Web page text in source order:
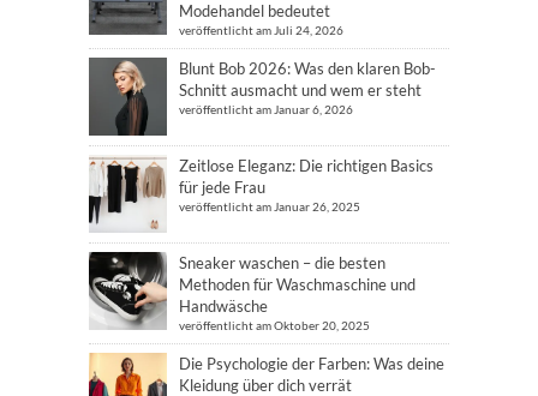
Modehandel bedeutet
veröffentlicht am Juli 24, 2026
Blunt Bob 2026: Was den klaren Bob-
Schnitt ausmacht und wem er steht
veröffentlicht am Januar 6, 2026
Zeitlose Eleganz: Die richtigen Basics
für jede Frau
veröffentlicht am Januar 26, 2025
Sneaker waschen – die besten
Methoden für Waschmaschine und
Handwäsche
veröffentlicht am Oktober 20, 2025
Die Psychologie der Farben: Was deine
Kleidung über dich verrät